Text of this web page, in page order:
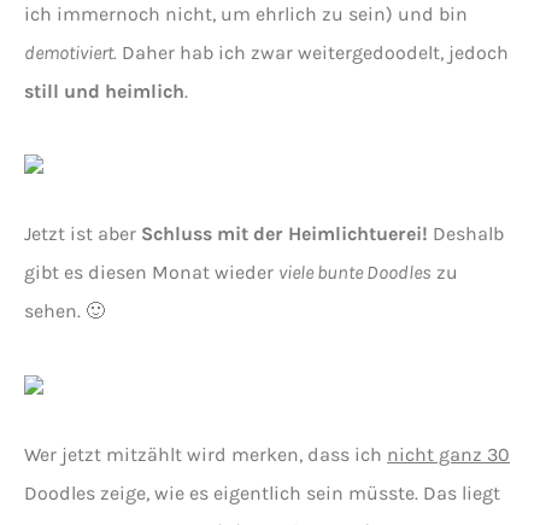
ich immernoch nicht, um ehrlich zu sein) und bin
demotiviert. Daher hab ich zwar weitergedoodelt, jedoch
still und heimlich.
Jetzt ist aber Schluss mit der Heimlichtuerei! Deshalb
gibt es diesen Monat wieder viele bunte Doodles zu
sehen. 🙂
Wer jetzt mitzählt wird merken, dass ich nicht ganz 30
Doodles zeige, wie es eigentlich sein müsste. Das liegt